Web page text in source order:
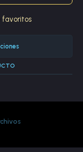
favoritos